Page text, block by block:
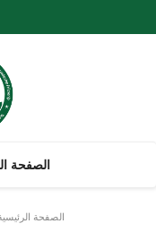
الصفحة
الصفحة